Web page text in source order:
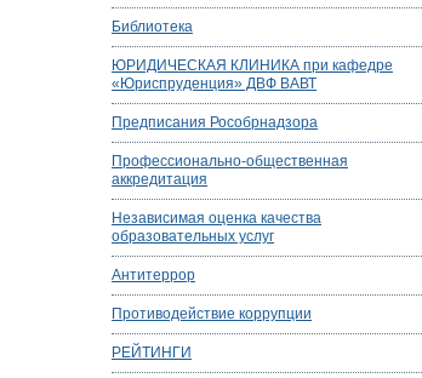
Библиотека
ЮРИДИЧЕСКАЯ КЛИНИКА при кафедре
«Юриспруденция» ДВФ ВАВТ
Предписания Рособрнадзора
Профессионально-общественная
аккредитация
Независимая оценка качества
образовательных услуг
Антитеррор
Противодействие коррупции
РЕЙТИНГИ